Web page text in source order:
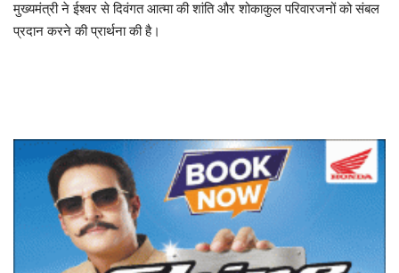
मुख्यमंत्री ने ईश्वर से दिवंगत आत्मा की शांति और शोकाकुल परिवारजनों को संबल
प्रदान करने की प्रार्थना की है।